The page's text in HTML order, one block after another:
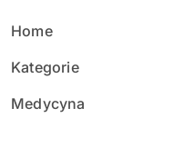
Home
Kategorie
Medycyna